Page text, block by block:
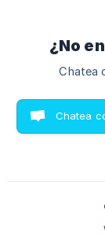
¿No
Chatea
Chatea